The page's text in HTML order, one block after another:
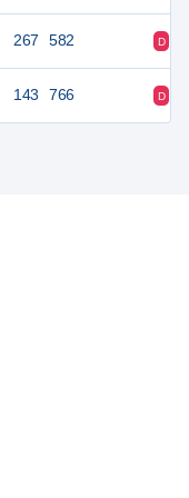
267 582 D
143 766 D